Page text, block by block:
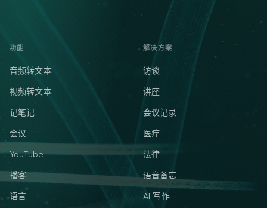
功能
音频转文本
视频转文本
记笔记
会议
YouTube
播客
语言
解决方案
访谈
讲座
会议记录
医疗
法律
语音备忘
AI 写作